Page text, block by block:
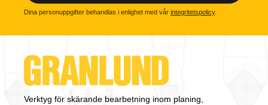
Dina personuppgifter behandlas i enlighet med vår integritetspolicy.
Verktyg för skärande bearbetning inom planing,